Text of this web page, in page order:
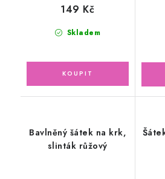
Skladem
149 Kč
Bavlněný šátek na krk,
slinták růžový